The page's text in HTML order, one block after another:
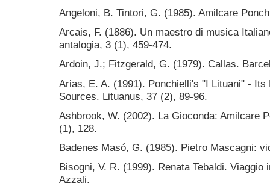
Angeloni, B. Tintori, G. (1985). Amilcare
Arcais, F. (1886). Un maestro di musica
antalogia, 3 (1), 459-474.
Ardoin, J.; Fitzgerald, G. (1979). Callas.
Arias, E. A. (1991). Ponchielli's "I Lituani" -
Sources. Lituanus, 37 (2), 89-96.
Ashbrook, W. (2002). La Gioconda: Amilcare
(1), 128.
Badenes Masó, G. (1985). Pietro Mascagni:
Bisogni, V. R. (1999). Renata Tebaldi.
Azzali.